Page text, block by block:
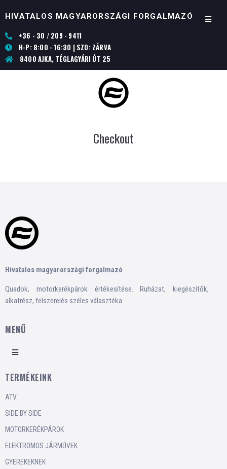
HIVATALOS MAGYARORSZÁGI FORGALMAZÓ
+36 - 30 / 209 - 9411
H-P: 8:00 - 16:30 | SZO: ZÁRVA
8400 AJKA, TÉGLAGYÁRI ÚT 25
Checkout
Hivatalos magyarországi forgalmazó
Quadok, motorkerékpárok értékesítése. Ruházat, kiegészítők,
alkatrész, felszerelés széles választéka.
MENÜ
TERMÉKEINK
ATV
SIDE BY SIDE
MOTORKERÉKPÁROK
ELEKTROMOS JÁRMŰVEK
GYEREKEKNEK